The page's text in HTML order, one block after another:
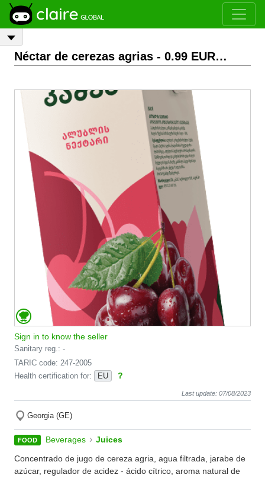
Néctar de cerezas agrias - 0.99 EUR/L
Sign in to know the seller
Sanitary reg.: -
TARIC code: 247-2005
Health certification for:
EU ?
Last update: 07/08/2023
Georgia (GE)
FOOD Beverages › Juices
Concentrado de jugo de cereza agria, agua filtrada, jarabe de
azúcar, regulador de acidez - ácido cítrico, aroma natural de